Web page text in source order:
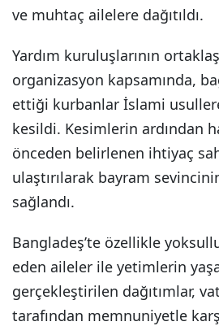
ve muhtaç ailelere dağıtıldı.
Yardım kuruluşlarının
organizasyon kapsamında,
ettiği kurbanlar İslami
kesildi. Kesimlerin ardından
önceden belirlenen ihtiyaç
ulaştırılarak bayram
sağlandı.
Bangladeş’te özellikle
eden aileler ile yetimlerin
gerçekleştirilen dağıtımlar,
tarafından memnuniyetle